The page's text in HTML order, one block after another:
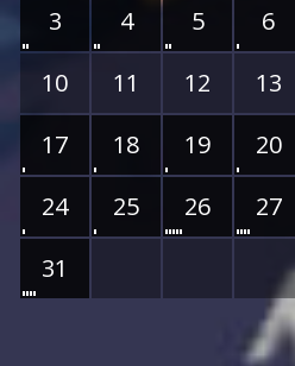
3
4 5 6
10
11 12 13
17
18 19 20
24
25 26 27
31